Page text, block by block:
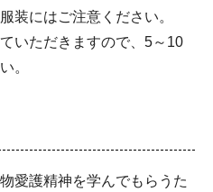
装にはご注意ください。
いただきますので、5～10
。
愛護精神を学んでもらうた